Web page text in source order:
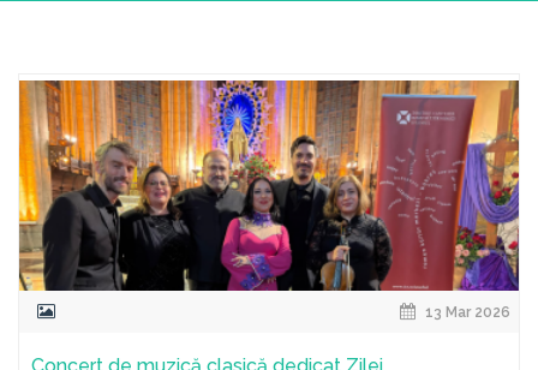
13 Mar 2026